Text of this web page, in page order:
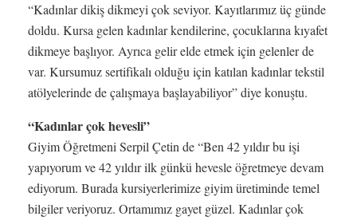
“Kadınlar dikiş dikmeyi çok seviyor. Kayıtlarımız üç günde
doldu. Kursa gelen kadınlar kendilerine, çocuklarına kıyafet
dikmeye başlıyor. Ayrıca gelir elde etmek için gelenler de
var. Kursumuz sertifikalı olduğu için katılan kadınlar tekstil
atölyelerinde de çalışmaya başlayabiliyor” diye konuştu.
“Kadınlar çok hevesli”
Giyim Öğretmeni Serpil Çetin de “Ben 42 yıldır bu işi
yapıyorum ve 42 yıldır ilk günkü hevesle öğretmeye devam
ediyorum. Burada kursiyerlerimize giyim üretiminde temel
bilgiler veriyoruz. Ortamımız gayet güzel. Kadınlar çok